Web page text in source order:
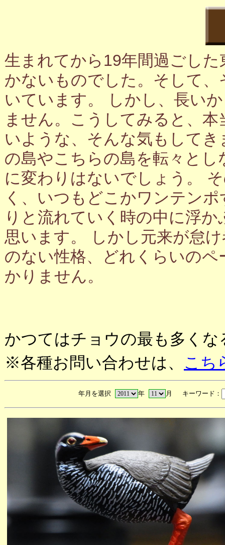
生まれてから19年間過ごし
かないものでした。そして
いています。 しかし、長い
ません。こうしてみると、
いような、そんな気もして
の島やこちらの島を転々と
に変わりはないでしょう。
く、いつもどこかワンテン
りと流れていく時の中に浮
思います。 しかし元来が怠
のない性格、どれくらいの
かりません。
かつてはチョウの最も多く
※各種お問い合わせは、 こち
年月を選択 年 月 キーワード：